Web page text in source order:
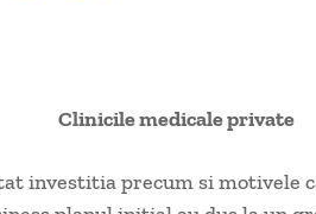
Clinicile medicale private
investitia precum si motivele